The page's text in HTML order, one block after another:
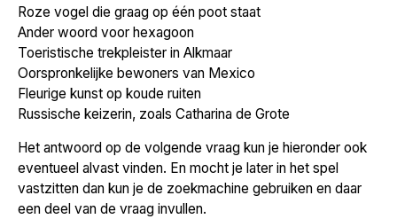
Roze vogel die graag op één poot staat
Ander woord voor hexagoon
Toeristische trekpleister in Alkmaar
Oorspronkelijke bewoners van Mexico
Fleurige kunst op koude ruiten
Russische keizerin, zoals Catharina de Grote
Het antwoord op de volgende vraag kun je hieronder ook
eventueel alvast vinden. En mocht je later in het spel
vastzitten dan kun je de zoekmachine gebruiken en daar
een deel van de vraag invullen.